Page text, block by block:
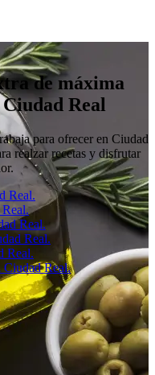
de máxima
Real
para ofrecer en Ciudad
realzar recetas y disfrutar
Real.
Real.
Real.
Real.
Ciudad Real.